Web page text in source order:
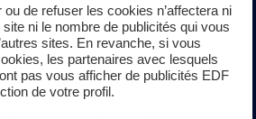
fonctionnement. 230 métiers
activement à la transition
ou de refuser les cookies n’affectera ni
ni le nombre de publicités qui vous
sites. En revanche, si vous
les partenaires avec lesquels
pas vous afficher de publicités EDF
de votre profil.